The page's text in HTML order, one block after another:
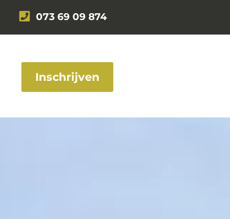
073 69 09 874
Inschrijven